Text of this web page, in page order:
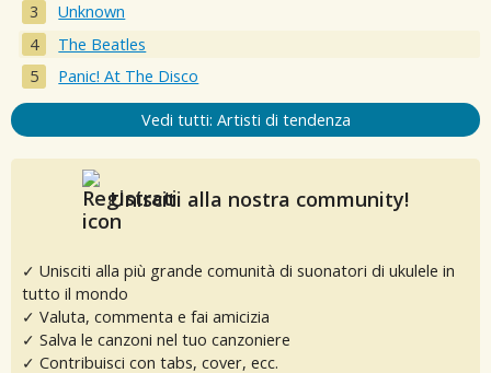
Unknown
The Beatles
Panic! At The Disco
Vedi tutti: Artisti di tendenza
Unisciti alla nostra community!
✓ Unisciti alla più grande comunità di suonatori di ukulele in
tutto il mondo
✓ Valuta, commenta e fai amicizia
✓ Salva le canzoni nel tuo canzoniere
✓ Contribuisci con tabs, cover, ecc.